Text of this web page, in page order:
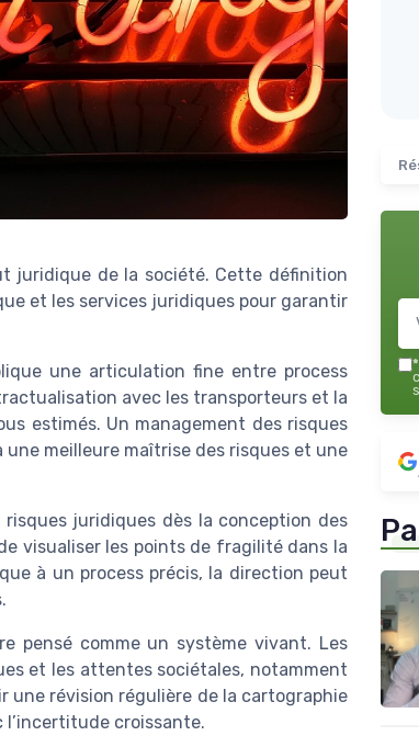
juridique de la société. Cette définition
et les services juridiques pour garantir
une articulation fine entre process
avec les transporteurs et la
estimés. Un management des risques
meilleure maîtrise des risques et une
juridiques dès la conception des
visualiser les points de fragilité dans la
à un process précis, la direction peut
pensé comme un système vivant. Les
et les attentes sociétales, notamment
une révision régulière de la cartographie
l’incertitude croissante.
*